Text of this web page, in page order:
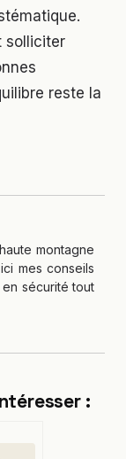
solliciter
reste la
montagne
mes conseils
sécurité tout
: